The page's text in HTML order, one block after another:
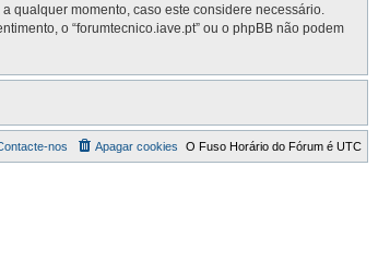
qualquer momento, caso este considere necessário.
o “forumtecnico.iave.pt” ou o phpBB não podem
O Fuso Horário do Fórum é UTC
Apagar cookies
nos